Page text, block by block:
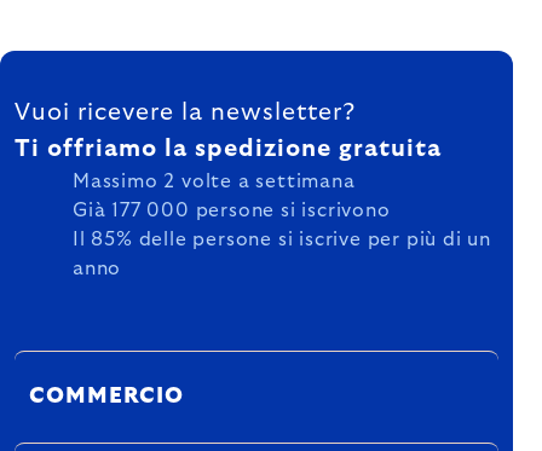
FOOTER
Vuoi ricevere la newsletter?
Ti offriamo la spedizione gratuita
Massimo 2 volte a settimana
Già 177 000 persone si iscrivono
Il 85% delle persone si iscrive per più di un
anno
COMMERCIO